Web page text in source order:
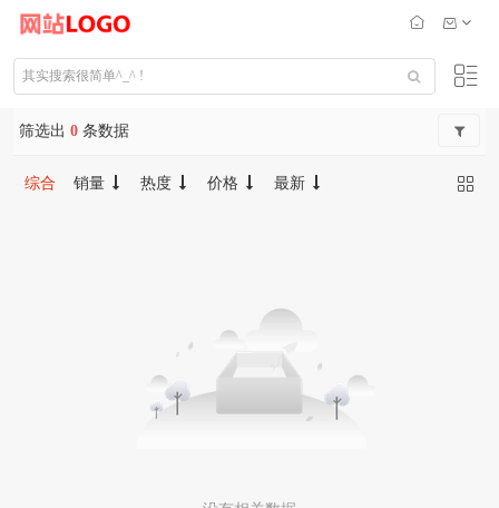
筛选出 0 条数据
综合 销量 热度 价格 最新